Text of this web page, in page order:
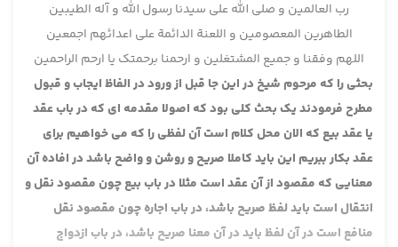
رب العالمین و صلی الله علی سیدنا رسول الله و آله الطیبین
الطاهرین المعصومین و اللعنة الدائمة علی اعدائهم اجمعین
اللهم وفقنا و جمیع المشتغلین و ارحمنا برحمتک یا ارحم الراحمین
بحثی را که مرحوم شیخ در این جا قبل از ورود در الفاظ ایجاب و قبول
مطرح فرمودند یک بحث کلی بود که اصولا مقدمه ای که در باب عقد
یا عقد بیع که الان محل کلام است آن لفظی را که می خواهیم برای
عقد بکار ببریم این باید کاملا صریح و روشن و واضح باشد در افاده آن
معنایی که مقصود از آن عقد است مثلا در باب بیع چون مقصود نقل و
انتقال است باید لفظ صریح باشد، در باب اجاره چون مقصود نقل
منافع است در آن لفظ باید در آن معنا صریح باشد، در باب ازدواج